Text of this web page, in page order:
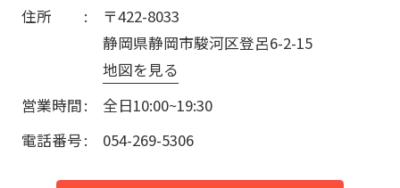
住所
〒422-8033
静岡県静岡市駿河区登呂6-2-15
地図を見る
営業時間
全日10:00~19:30
電話番号
054-269-5306